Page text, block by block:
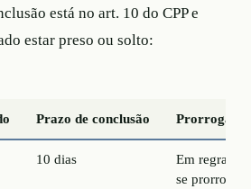
está no art. 10 do CPP e
estar preso ou solto:
Prazo de conclusão
10 dias
Em regra
se prorroga